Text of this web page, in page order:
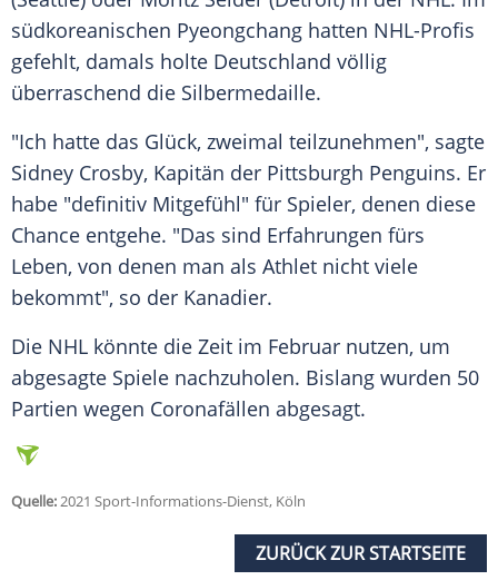
südkoreanischen Pyeongchang hatten NHL-Profis
gefehlt, damals holte Deutschland völlig
überraschend die Silbermedaille.
"Ich hatte das Glück, zweimal teilzunehmen", sagte
Sidney Crosby, Kapitän der Pittsburgh Penguins. Er
habe "definitiv Mitgefühl" für Spieler, denen diese
Chance entgehe. "Das sind Erfahrungen fürs
Leben, von denen man als Athlet nicht viele
bekommt", so der Kanadier.
Die NHL könnte die Zeit im Februar nutzen, um
abgesagte Spiele nachzuholen. Bislang wurden 50
Partien wegen Coronafällen abgesagt.
Quelle:2021 Sport-Informations-Dienst, Köln
ZURÜCK ZUR STARTSEITE